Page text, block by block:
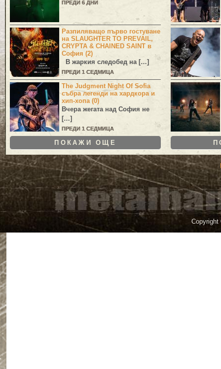
ПРЕДИ 6 ДНИ
Разпиляващо първо гостуване
на SLAUGHTER TO PREVAIL,
CRYPTA & CHAINED SAINT в
София (2)
В жаркия следобед на […]
ПРЕДИ 1 СЕДМИЦА
The Judgment Night Of Sofia
събра легенди на хардкора и
хип-хопа (0)
Вчера жегата над София не
[…]
ПРЕДИ 1 СЕДМИЦА
ПОКАЖИ ОЩЕ